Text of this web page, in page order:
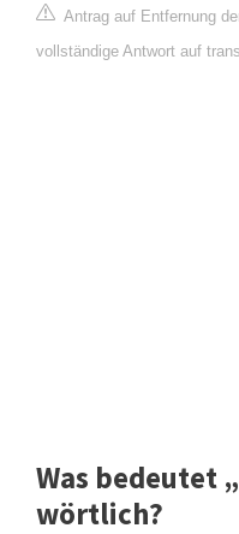
Antrag auf Entfernung
vollständige Antwort auf
Was bedeutet
wörtlich?